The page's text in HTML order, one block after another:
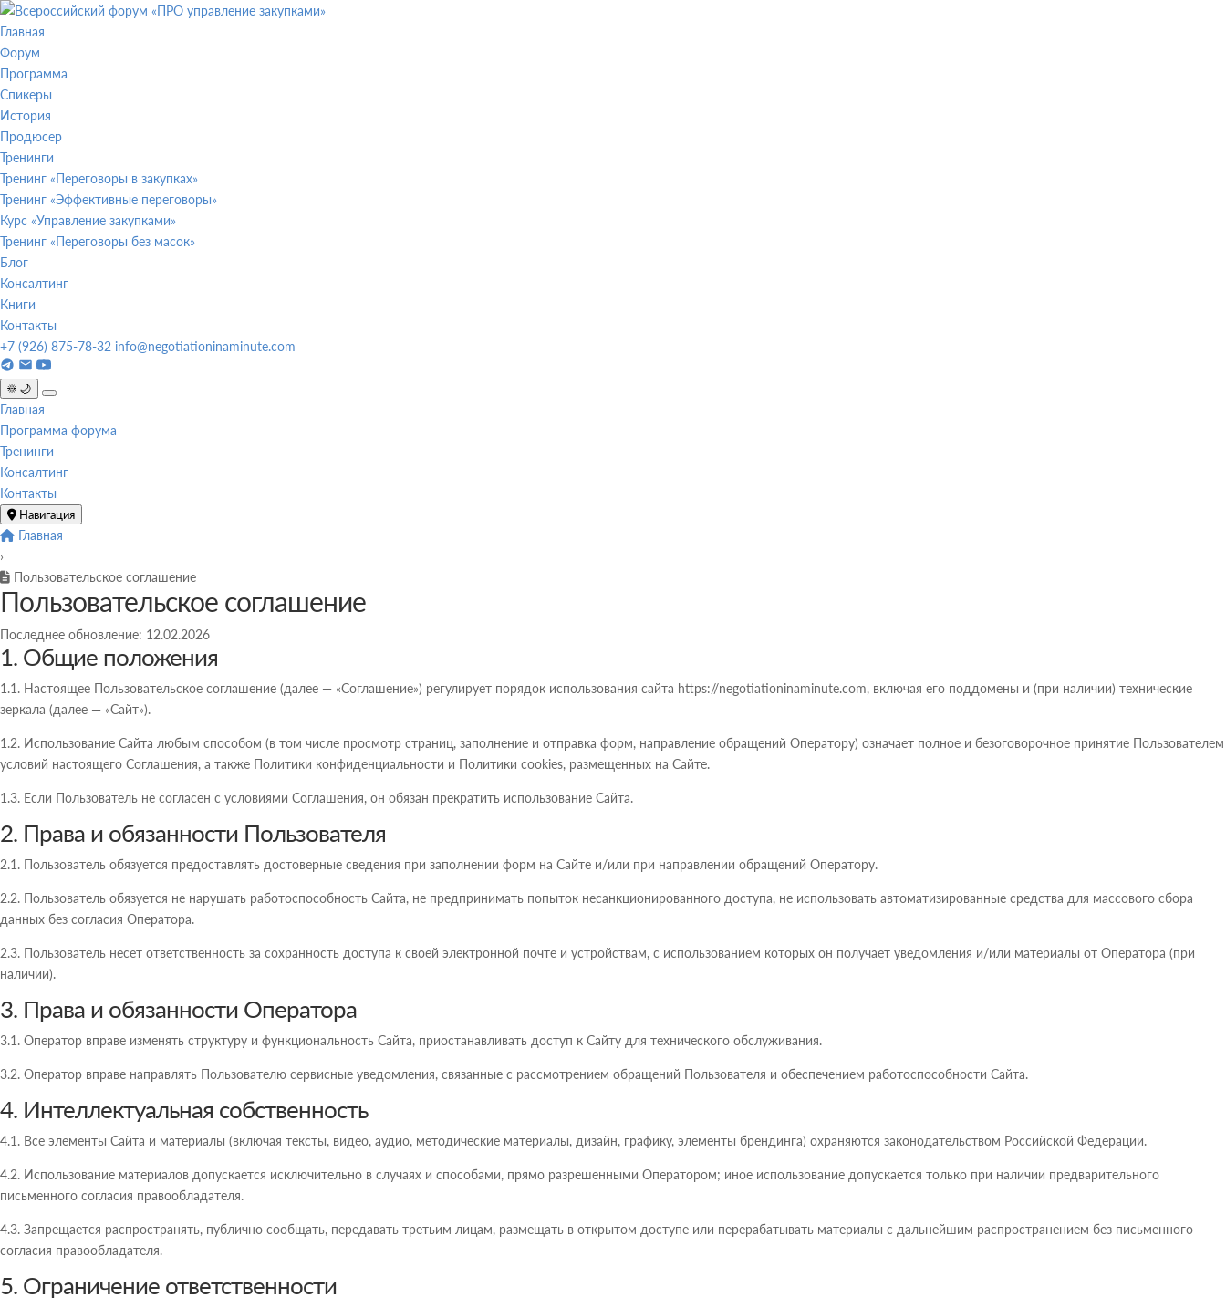
Перейти
к
содержимому
Главная
Форум
Программа
Спикеры
История
Продюсер
Тренинги
Тренинг «Переговоры в закупках»
Тренинг «Эффективные переговоры»
Курс «Управление закупками»
Тренинг «Переговоры без масок»
Блог
Консалтинг
Книги
Контакты
+7 (926) 875-78-32 info@negotiationinaminute.com
☀️ 🌙
Главная
Программа форума
Тренинги
Консалтинг
Контакты
Навигация
Главная
›
Пользовательское соглашение
Пользовательское соглашение
Последнее обновление: 12.02.2026
1. Общие положения
1.1. Настоящее Пользовательское соглашение (далее — «Соглашение») регулирует порядок использования сайта https://negotiationinaminute.com, включая его поддомены и (при наличии) технические
зеркала (далее — «Сайт»).
1.2. Использование Сайта любым способом (в том числе просмотр страниц, заполнение и отправка форм, направление обращений Оператору) означает полное и безоговорочное принятие Пользователем
условий настоящего Соглашения, а также Политики конфиденциальности и Политики cookies, размещенных на Сайте.
1.3. Если Пользователь не согласен с условиями Соглашения, он обязан прекратить использование Сайта.
2. Права и обязанности Пользователя
2.1. Пользователь обязуется предоставлять достоверные сведения при заполнении форм на Сайте и/или при направлении обращений Оператору.
2.2. Пользователь обязуется не нарушать работоспособность Сайта, не предпринимать попыток несанкционированного доступа, не использовать автоматизированные средства для массового сбора
данных без согласия Оператора.
2.3. Пользователь несет ответственность за сохранность доступа к своей электронной почте и устройствам, с использованием которых он получает уведомления и/или материалы от Оператора (при
наличии).
3. Права и обязанности Оператора
3.1. Оператор вправе изменять структуру и функциональность Сайта, приостанавливать доступ к Сайту для технического обслуживания.
3.2. Оператор вправе направлять Пользователю сервисные уведомления, связанные с рассмотрением обращений Пользователя и обеспечением работоспособности Сайта.
4. Интеллектуальная собственность
4.1. Все элементы Сайта и материалы (включая тексты, видео, аудио, методические материалы, дизайн, графику, элементы брендинга) охраняются законодательством Российской Федерации.
4.2. Использование материалов допускается исключительно в случаях и способами, прямо разрешенными Оператором; иное использование допускается только при наличии предварительного
письменного согласия правообладателя.
4.3. Запрещается распространять, публично сообщать, передавать третьим лицам, размещать в открытом доступе или перерабатывать материалы с дальнейшим распространением без письменного
согласия правообладателя.
5. Ограничение ответственности